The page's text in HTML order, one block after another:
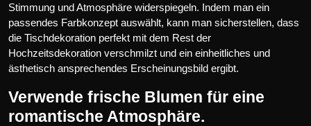
Stimmung und Atmosphäre widerspiegeln. Indem man ein
passendes Farbkonzept auswählt, kann man sicherstellen, dass
die Tischdekoration perfekt mit dem Rest der
Hochzeitsdekoration verschmilzt und ein einheitliches und
ästhetisch ansprechendes Erscheinungsbild ergibt.
Verwende frische Blumen für eine
romantische Atmosphäre.